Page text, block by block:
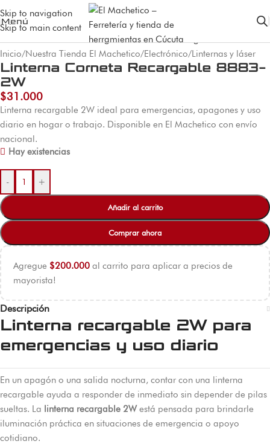
Skip to navigation
Skip to main content
Menú
Inicio/Nuestra Tienda El Machetico/Electrónico/Linternas y láser
Linterna Corneta Recargable 8883-
2W
$31.000
Linterna recargable 2W ideal para emergencias, apagones y uso
diario en hogar o trabajo. Disponible en El Machetico con envío
nacional.
Hay existencias
- +
Añadir al carrito
Comprar ahora
Agregue $200.000 al carrito para aplicar a precios de
mayorista!
Descripción
Linterna recargable 2W para
emergencias y uso diario
En un apagón o una salida nocturna, contar con una linterna
recargable ayuda a responder de inmediato sin depender de pilas
sueltas. La linterna recargable 2Westá pensada para brindarle
iluminación práctica en situaciones de emergencia o apoyo
cotidiano.